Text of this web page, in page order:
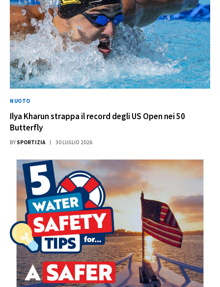
NUOTO
Ilya Kharun strappa il record degli US Open nei 50
Butterfly
BY SPORTIZIA 30 LUGLIO 2026